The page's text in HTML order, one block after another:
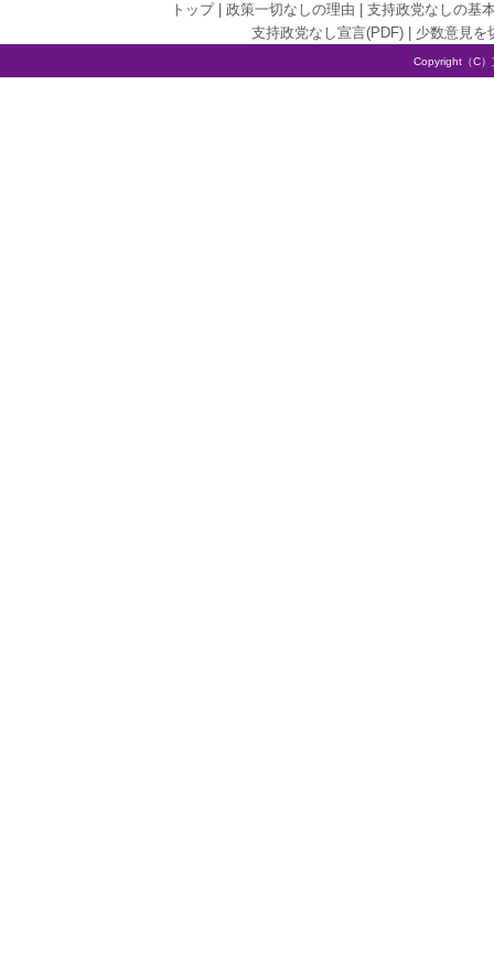
トップ| 政策一切なしの理由
支持政党なしの基
支持政党なし宣言(PDF)
少数意見を
Copyright（C